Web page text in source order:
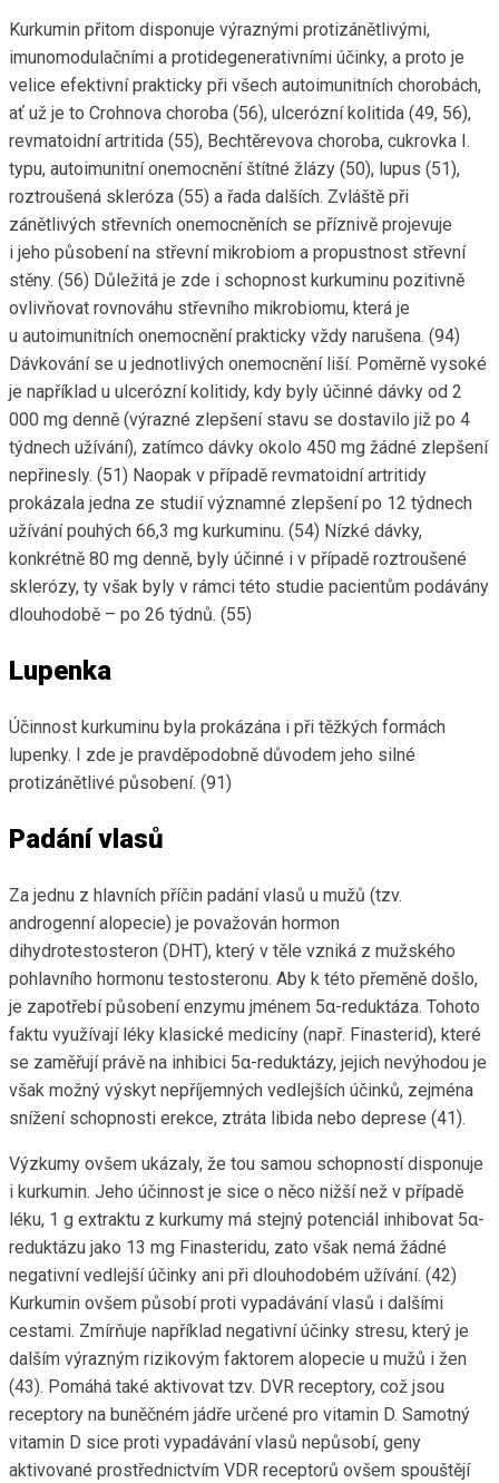
Kurkumin přitom disponuje výraznými protizánětlivými,
imunomodulačními a protidegenerativními účinky, a proto je
velice efektivní prakticky při všech autoimunitních chorobách,
ať už je to Crohnova choroba (56), ulcerózní kolitida (49, 56),
revmatoidní artritida (55), Bechtěrevova choroba, cukrovka I.
typu, autoimunitní onemocnění štítné žlázy (50), lupus (51),
roztroušená skleróza (55) a řada dalších. Zvláště při
zánětlivých střevních onemocněních se příznivě projevuje
i jeho působení na střevní mikrobiom a propustnost střevní
stěny. (56) Důležitá je zde i schopnost kurkuminu pozitivně
ovlivňovat rovnováhu střevního mikrobiomu, která je
u autoimunitních onemocnění prakticky vždy narušena. (94)
Dávkování se u jednotlivých onemocnění liší. Poměrně vysoké
je například u ulcerózní kolitidy, kdy byly účinné dávky od 2
000 mg denně (výrazné zlepšení stavu se dostavilo již po 4
týdnech užívání), zatímco dávky okolo 450 mg žádné zlepšení
nepřinesly. (51) Naopak v případě revmatoidní artritidy
prokázala jedna ze studií významné zlepšení po 12 týdnech
užívání pouhých 66,3 mg kurkuminu. (54) Nízké dávky,
konkrétně 80 mg denně, byly účinné i v případě roztroušené
sklerózy, ty však byly v rámci této studie pacientům podávány
dlouhodobě – po 26 týdnů. (55)
Lupenka
Účinnost kurkuminu byla prokázána i při těžkých formách
lupenky. I zde je pravděpodobně důvodem jeho silné
protizánětlivé působení. (91)
Padání vlasů
Za jednu z hlavních příčin padání vlasů u mužů (tzv.
androgenní alopecie) je považován hormon
dihydrotestosteron (DHT), který v těle vzniká z mužského
pohlavního hormonu testosteronu. Aby k této přeměně došlo,
je zapotřebí působení enzymu jménem 5α-reduktáza. Tohoto
faktu využívají léky klasické medicíny (např. Finasterid), které
se zaměřují právě na inhibici 5α-reduktázy, jejich nevýhodou je
však možný výskyt nepříjemných vedlejších účinků, zejména
snížení schopnosti erekce, ztráta libida nebo deprese (41).
Výzkumy ovšem ukázaly, že tou samou schopností disponuje
i kurkumin. Jeho účinnost je sice o něco nižší než v případě
léku, 1 g extraktu z kurkumy má stejný potenciál inhibovat 5α-
reduktázu jako 13 mg Finasteridu, zato však nemá žádné
negativní vedlejší účinky ani při dlouhodobém užívání. (42)
Kurkumin ovšem působí proti vypadávání vlasů i dalšími
cestami. Zmírňuje například negativní účinky stresu, který je
dalším výrazným rizikovým faktorem alopecie u mužů i žen
(43). Pomáhá také aktivovat tzv. DVR receptory, což jsou
receptory na buněčném jádře určené pro vitamin D. Samotný
vitamin D sice proti vypadávání vlasů nepůsobí, geny
aktivované prostřednictvím VDR receptorů ovšem spouštějí